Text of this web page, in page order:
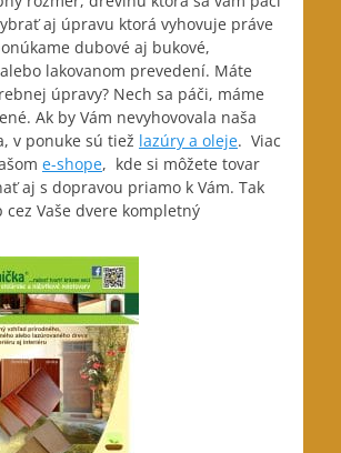
aj úpravu ktorá vyhovuje práve
dubové aj bukové,
lakovanom prevedení. Máte
úpravy? Nech sa páči, máme
Ak by Vám nevyhovovala naša
v ponuke sú tiež lazúry a oleje. Viac
e-shope, kde si môžete tovar
aj s dopravou priamo k Vám. Tak
cez Vaše dvere kompletný